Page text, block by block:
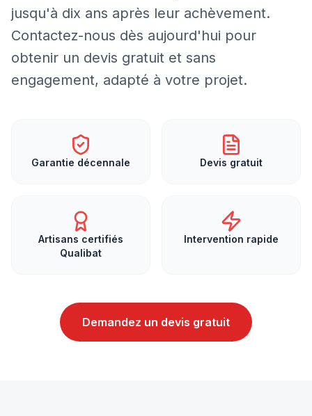
jusqu'à dix ans après leur achèvement.
Contactez-nous dès aujourd'hui pour
obtenir un devis gratuit et sans
engagement, adapté à votre projet.
Garantie décennale Devis gratuit
Artisans certifiés
Qualibat
Intervention rapide
Demandez un devis gratuit